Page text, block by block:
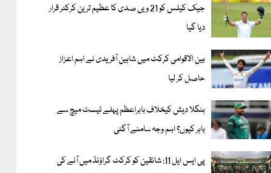
جیک کیلس کو 21 ویں صدی کا عظیم ترین کرکٹر قرار
دیا گیا
بین الاقوامی کرکٹ میں شاہین آفریدی نے اہم اعزاز
حاصل کر لیا
بنگلا دیش کیخلاف بابراعظم پہلے ٹیسٹ میچ سے
باہر کیوں؟ اہم وجہ سامنے آگئی
پی ایس ایل 11: شائقین کو کرکٹ گراؤنڈ میں آنے کی